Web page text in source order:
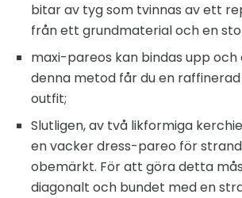
bitar av tyg som tvinnas av ett
från ett grundmaterial och en
maxi-pareos kan bindas upp och
denna metod får du en
outfit;
Slutligen, av två likformiga
en vacker dress-pareo för
obemärkt. För att göra detta
diagonalt och bundet med en